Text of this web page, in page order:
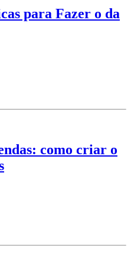
para Fazer o da
como criar o